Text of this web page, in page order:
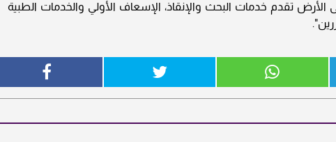
الأرض تقدم خدمات البحث والإنقاذ، الإسعاف الأولي والخدمات الطبية